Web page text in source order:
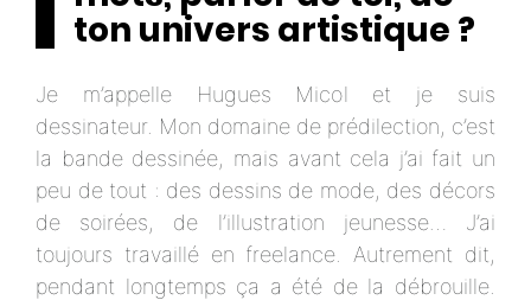
ton univers artistique ?
Je m’appelle Hugues Micol et je suis
dessinateur. Mon domaine de prédilection, c’est
la bande dessinée, mais avant cela j’ai fait un
peu de tout : des dessins de mode, des décors
de soirées, de l’illustration jeunesse… J’ai
toujours travaillé en freelance. Autrement dit,
pendant longtemps ça a été de la débrouille.